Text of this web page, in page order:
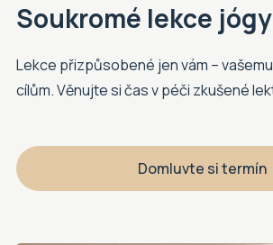
Soukromé lekce
Lekce přizpůsobené jen vám –
cílům. Věnujte si čas v péči zkušené
Domluvte si termín